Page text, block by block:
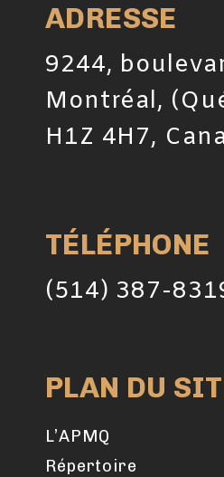
ADRESSE
9244,
Montréal,
H1Z 4H7,
TÉLÉPHONE
(514) 387-
PLAN DU
L’APMQ
Répertoire